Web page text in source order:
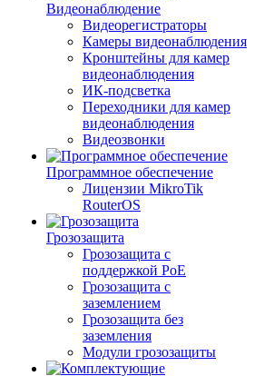
Видеонаблюдение
Видеорегистраторы
Камеры видеонаблюдения
Кронштейны для камер
видеонаблюдения
ИК-подсветка
Переходники для камер
видеонаблюдения
Видеозвонки
Программное обеспечение
Лицензии MikroTik
RouterOS
Грозозащита
Грозозащита с
поддержкой PoE
Грозозащита с
заземлением
Грозозащита без
заземления
Модули грозозащиты